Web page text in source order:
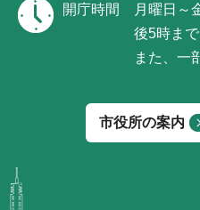
開庁時間
月曜日～
後5時ま
また、一
市役所の案内